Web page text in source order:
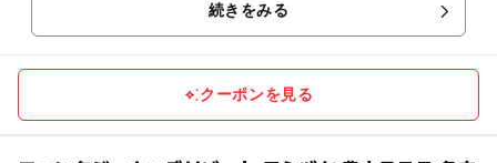
続きをみる
クーポンを見る